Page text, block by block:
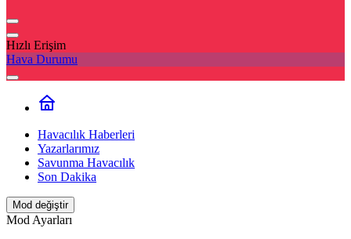
Hızlı Erişim
Hava Durumu
Havacılık Haberleri
Yazarlarımız
Savunma Havacılık
Son Dakika
Mod değiştir
Mod Ayarları